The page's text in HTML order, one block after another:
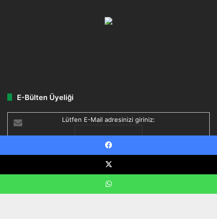
E-Bülten Üyeliği
Lütfen E-Mail adresinizi giriniz:
Facebook
X
WhatsApp